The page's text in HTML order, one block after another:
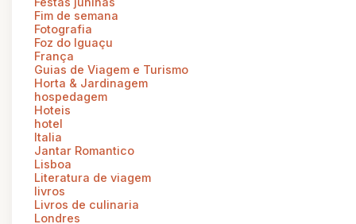
Fim de semana
Fotografia
Foz do Iguaçu
França
Guias de Viagem e Turismo
Horta & Jardinagem
hospedagem
Hoteis
hotel
Italia
Jantar Romantico
Lisboa
Literatura de viagem
livros
Livros de culinaria
Londres